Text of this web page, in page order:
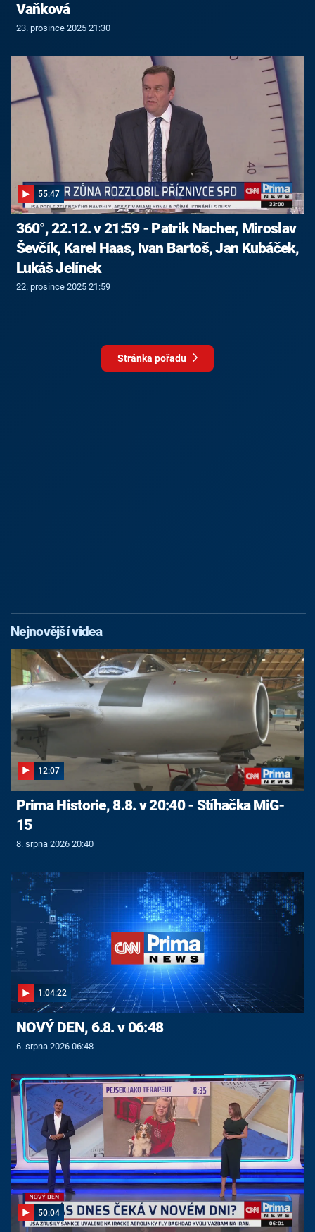
Vaňková
23. prosince 2025 21:30
55:47
360°, 22.12. v 21:59 - Patrik Nacher, Miroslav
Ševčík, Karel Haas, Ivan Bartoš, Jan Kubáček,
Lukáš Jelínek
22. prosince 2025 21:59
Stránka pořadu
Nejnovější videa
12:07
Prima Historie, 8.8. v 20:40 - Stíhačka MiG-
15
8. srpna 2026 20:40
1:04:22
NOVÝ DEN, 6.8. v 06:48
6. srpna 2026 06:48
50:04